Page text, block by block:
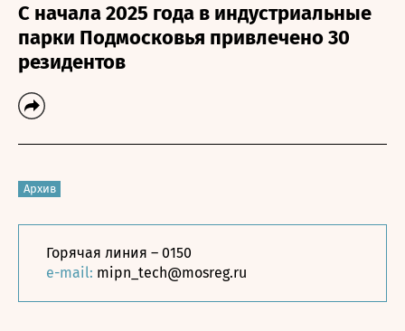
С начала 2025 года в индустриальные
парки Подмосковья привлечено 30
резидентов
Архив
Горячая линия – 0150
e-mail: mipn_tech@mosreg.ru